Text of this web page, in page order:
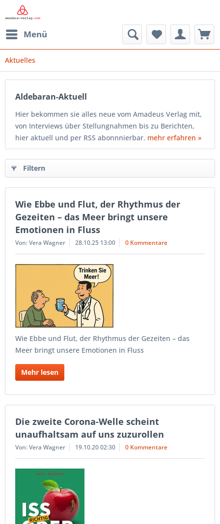
Menü
Aktuelles
Aldebaran-Aktuell
Hier bekommen sie alles neue vom Amadeus Verlag mit,
von Interviews über Stellungnahmen bis zu Berichten,
hier aktuell und per RSS abonnnierbar. mehr erfahren »
Filtern
Wie Ebbe und Flut, der Rhythmus der
Gezeiten – das Meer bringt unsere
Emotionen in Fluss
Von: Vera Wagner 28.10.25 13:00 0 Kommentare
Wie Ebbe und Flut, der Rhythmus der Gezeiten – das
Meer bringt unsere Emotionen in Fluss
Mehr lesen
Die zweite Corona-Welle scheint
unaufhaltsam auf uns zuzurollen
Von: Vera Wagner 19.10.20 02:30 0 Kommentare